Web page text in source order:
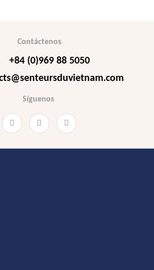
Contáctenos
+84 (0)969 88 5050
Síguenos